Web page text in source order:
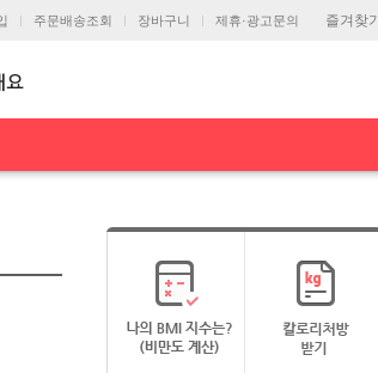
즐겨찾기
주문배송조회 장바구니 제휴·광고문의